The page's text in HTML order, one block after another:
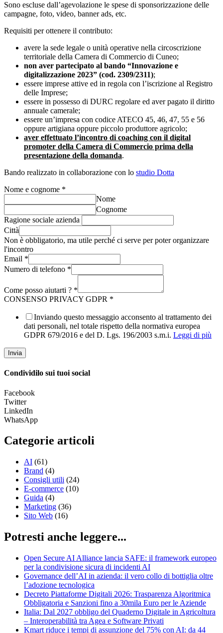
Sono escluse dall’agevolazione le spese di sponsorizzazione delle
campagne, foto, video, banner ads, etc.
Requisiti per ottenere il contributo:
avere la sede legale o unità operative nella circoscrizione
territoriale della Camera di Commercio di Cuneo;
non aver partecipato al bando “Innovazione e
digitalizzazione 2023” (cod. 2309/2311);
essere imprese attive ed in regola con l’iscrizione al Registro
delle Imprese;
essere in possesso di DURC regolare ed aver pagato il diritto
annuale camerale;
essere un’impresa con codice ATECO 45, 46, 47, 55 e 56
oppure artigiana oppure piccolo produttore agricolo;
aver effettuato l’incontro di coaching con il digital
promoter della Camera di Commercio prima della
presentazione della domanda.
Bando realizzato in collaborazione con lo studio Dotta
Nome e cognome *
Nome
Cognome
Ragione sociale azienda
Città
Non è obbligatorio, ma utile perché ci serve per poter organizzare
l'incontro
Email *
Numero di telefono *
Come posso aiutarti ? *
CONSENSO PRIVACY GDPR *
Inviando questo messaggio acconsento al trattamento dei
dati personali, nel totale rispetto della normativa europea
GDPR 679/2016 e del D. Lgs. 196/2003 s.m.i. Leggi di più
Invia
Condividilo sui tuoi social
Facebook
Twitter
LinkedIn
WhatsApp
Categorie articoli
AI (61)
Brand (4)
Consigli utili (24)
E-commerce (10)
Guida (4)
Marketing (36)
Sito Web (16)
Potresti anche leggere...
Open Secure AI Alliance lancia SAFE: il framework europeo
per la condivisione sicura di incidenti AI
Governance dell’AI in azienda: il vero collo di bottiglia oltre
l’adozione tecnologica
Decreto Piattaforme Digitali 2026: Trasparenza Algoritmica
Obbligatoria e Sanzioni fino a 30mila Euro per le Aziende
Italia: Dal 2027 obbligo del Quaderno Digitale in Agricoltura
– Interoperabilità tra Agea e Software Privati
Kmart riduce i tempi di assunzione del 75% con AI: da 44